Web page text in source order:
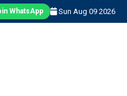
WhatsApp Sun Aug 09 2026